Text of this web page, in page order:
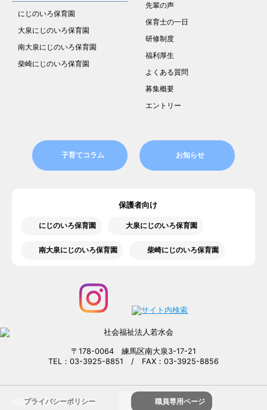
にじのいろ保育園
大泉にじのいろ保育園
南大泉にじのいろ保育園
柴崎にじのいろ保育園
先輩の声
保育士の一日
研修制度
福利厚生
よくある質問
募集概要
エントリー
子育てコラム お知らせ
保護者向け
にじのいろ保育園 大泉にじのいろ保育園
南大泉にじのいろ保育園 柴崎にじのいろ保育園
〒178-0064 練馬区南大泉3-17-21
TEL：03-3925-8851 / FAX：03-3925-8856
プライバシーポリシー 職員専用ページ